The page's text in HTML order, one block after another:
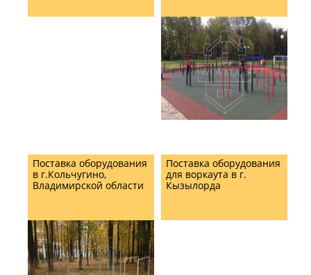
Поставка оборудования
в г.Кольчугино,
Владимирской области
Поставка оборудования
для воркаута в г.
Кызылорда